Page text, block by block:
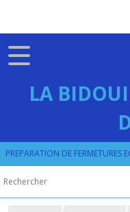
LA
PREPARATION DE FERMETURES